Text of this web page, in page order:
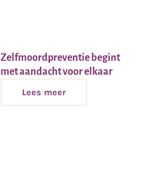
Zelfmoordpreventie begint
met aandacht voor elkaarLees
Lees meer